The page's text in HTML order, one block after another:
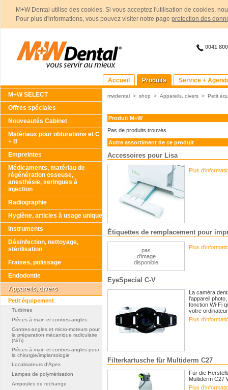
M+W Dental utilise des cookies. Si vous acceptez l'utilisation de cookies,
Pour plus d'informations, vous pouvez visiter notre page protection des
0041
Accueil Produits
Service +
M+W SELECT
Offres spéciales
Nouveautés Cabinet
Matériaux pour obturations et C
+ B
Empreintes
Médicaments, matériau de
régénération osseuse,
anesthésie, seringues à
injection
Radiographie
Hygiène, articles à usage unique
Instruments
Désinfection, nettoyage,
stérilisation
Fraises, polissage
Endodontie
Appareils, divers
Petit équipement
Turbines
Pièces à main et contres-angles
Contres-angles et micro-moteurs pour
la préparation mécanique radiculaire
(NiTi)
Pièces à main et contres-angles pour
la chirurgie/implantologie
Localisateurs d'Apex
Lampes de polymérisation
Ampoules de rechange
mwdental > shop > Appareils, divers > Petit
Produit M+W
Pas de produits trouvés
Autre assortiment de ce produit
Accessoires pour Lisa
Plus
Étiquettes de remplacement pour
pas
d‘image
disponible
Plus
EyeSpecial C-V
La caméra
l'appareil
fonction Wi-Fi
votre
Plus
Filterkartusche für Multiderm C27
Für die
Multiderm C27
Plus